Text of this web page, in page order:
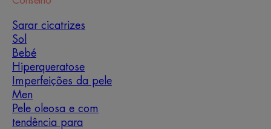
Sarar cicatrizes
Sol
Bebé
Hiperqueratose
Imperfeições da pele
Men
Pele oleosa e com
tendência para